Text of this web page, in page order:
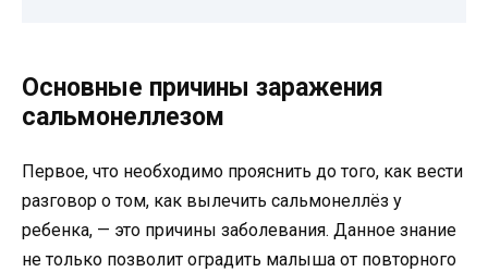
Основные причины заражения
сальмонеллезом
Первое, что необходимо прояснить до того, как вести
разговор о том, как вылечить сальмонеллёз у
ребенка, — это причины заболевания. Данное знание
не только позволит оградить малыша от повторного